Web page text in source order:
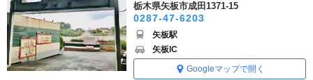
栃木県矢板市成田1371-15
0287-47-6203
矢板駅
矢板IC
Googleマップで開く